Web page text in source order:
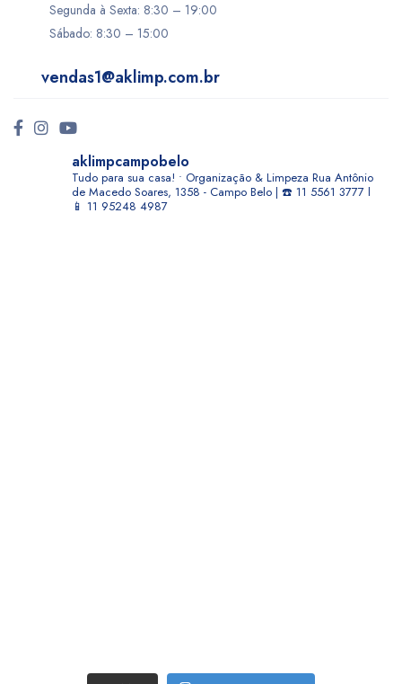
Segunda à Sexta: 8:30 – 19:00
Sábado: 8:30 – 15:00
vendas1@aklimp.com.br
aklimpcampobelo
Tudo para sua casa! • Organização & Limpeza Rua Antônio
de Macedo Soares, 1358 - Campo Belo | ☎️ 11 5561 3777 l
📱 11 95248 4987